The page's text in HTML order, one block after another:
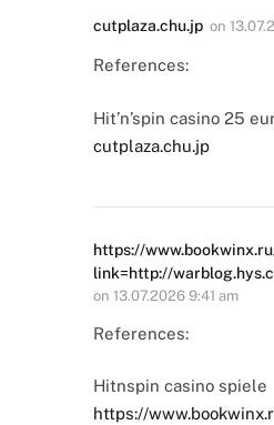
cutplaza.chu.jp on
References:
Hit’n’spin casino 25
cutplaza.chu.jp
https://
link=http://
on 13.07.2026 9:41 am
References:
Hitnspin casino spiele
https://